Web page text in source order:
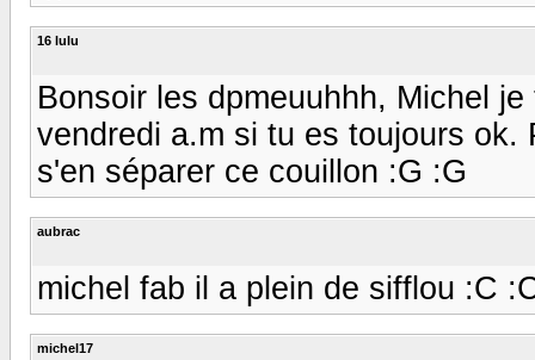
16 lulu
Bonsoir les dpmeuuhhh, Michel
vendredi a.m si tu es toujours
s'en séparer ce couillon :G :G
aubrac
michel fab il a plein de sifflou :C
michel17